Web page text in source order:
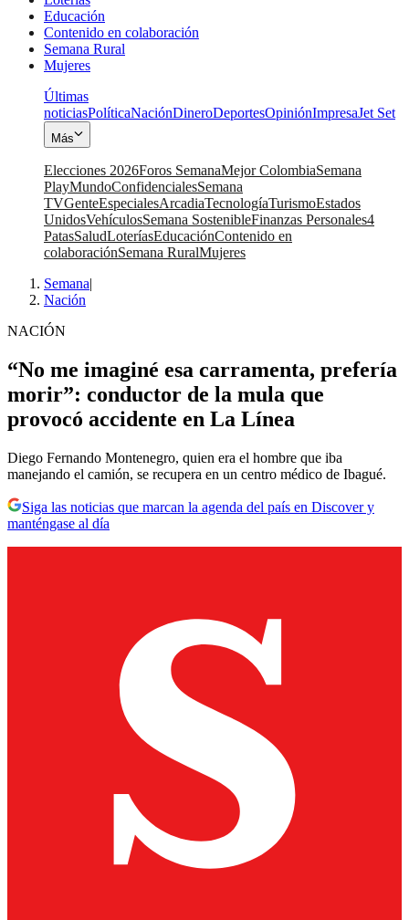
Educación
Contenido en colaboración
Semana Rural
Mujeres
Últimas
noticiasPolíticaNaciónDineroDeportesOpiniónImpresaJet Set
Más
Elecciones 2026Foros SemanaMejor ColombiaSemana
PlayMundoConfidencialesSemana
TVGenteEspecialesArcadiaTecnologíaTurismoEstados
UnidosVehículosSemana SostenibleFinanzas Personales4
PatasSaludLoteríasEducaciónContenido en
colaboraciónSemana RuralMujeres
Semana|
Nación
NACIÓN
“No me imaginé esa carramenta, prefería
morir”: conductor de la mula que
provocó accidente en La Línea
Diego Fernando Montenegro, quien era el hombre que iba
manejando el camión, se recupera en un centro médico de Ibagué.
Siga las noticias que marcan la agenda del país en Discover y
manténgase al día